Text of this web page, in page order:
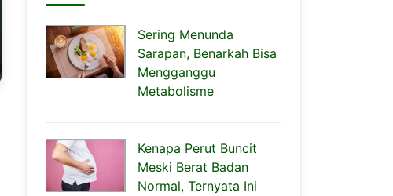
Sering Menunda
Sarapan, Benarkah Bisa
Mengganggu
Metabolisme
Kenapa Perut Buncit
Meski Berat Badan
Normal, Ternyata Ini